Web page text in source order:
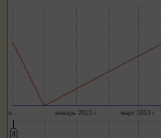
н… январь 2013 г. март 2013 г.